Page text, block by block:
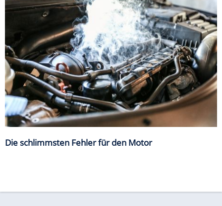
Die schlimmsten Fehler für den Motor